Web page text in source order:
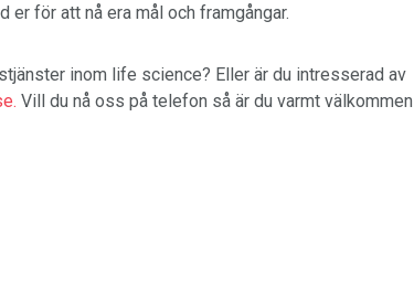
för att nå era mål och framgångar.
inom life science? Eller är du intresserad av
Vill du nå oss på telefon så är du varmt välkommen